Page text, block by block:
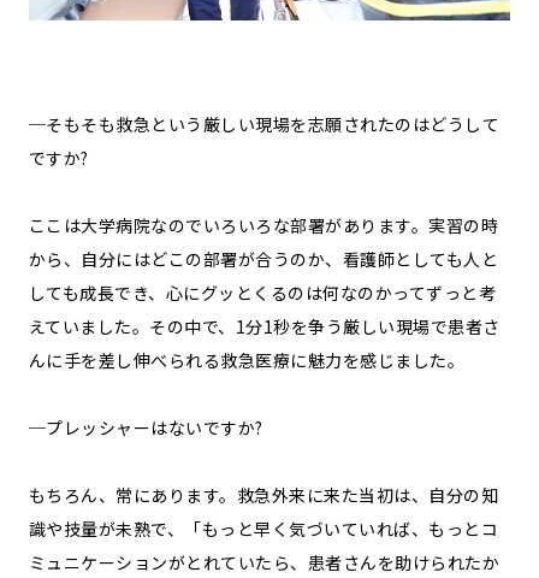
─そもそも救急という厳しい現場を志願されたのはどうして
ですか?
ここは大学病院なのでいろいろな部署があります。実習の時
から、自分にはどこの部署が合うのか、看護師としても人と
しても成長でき、心にグッとくるのは何なのかってずっと考
えていました。その中で、1分1秒を争う厳しい現場で患者さ
んに手を差し伸べられる救急医療に魅力を感じました。
─プレッシャーはないですか?
もちろん、常にあります。救急外来に来た当初は、自分の知
識や技量が未熟で、「もっと早く気づいていれば、もっとコ
ミュニケーションがとれていたら、患者さんを助けられたか